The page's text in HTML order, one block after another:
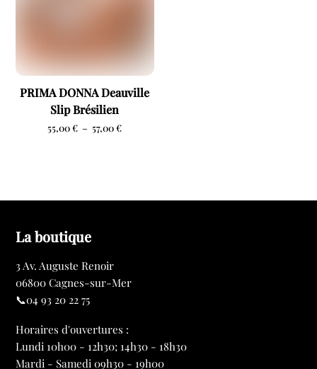
PRIMA DONNA Deauville
Slip Brésilien
55,00€ – 57,00€Plage
à
La boutique
3 Av. Auguste Renoir
06800 Cagnes-sur-Mer
📞04 93 20 22 75
Horaires d'ouvertures :
Lundi 10h00 - 12h30; 14h30 - 18h30
Mardi - Samedi 09h30 - 19h00